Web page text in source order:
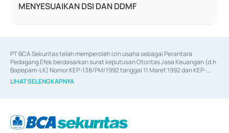
MENYESUAIKAN DSI DAN DDMF
PT BCA Sekuritas telah memperoleh izin usaha sebagai Perantara
Pedagang Efek berdasarkan surat keputusan Otoritas Jasa Keuangan (d.h
Bapepam-LK) Nomor KEP-138/PM/1992 tanggal 11 Maret 1992 dan KEP-
06/D.04/2014 tanggal 28 Februari 2014, izin usaha sebagai Penjamin Emisi
Efek berdasarkan surat keputusan Otoritas Jasa Keuangan Nomor KEP-
berdasarkan surat keputusan Otoritas Jasa Keuangan Nomor S-
67/PM.21/2017 tanggal 3 Februari 2017, dan beberapa izin usaha lainnya
LIHAT SELENGKAPNYA